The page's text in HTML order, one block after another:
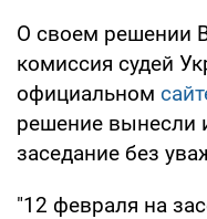
О своем решении
комиссия судей
официальном
решение вынесли
заседание без
"12 февраля на